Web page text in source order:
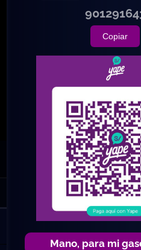
Copiar
Mano, para mi